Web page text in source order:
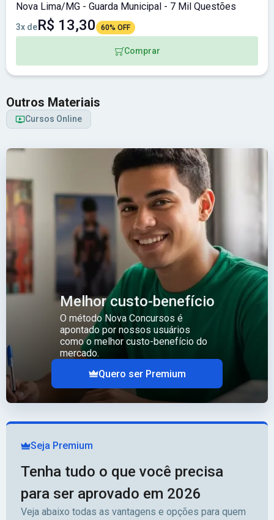
Nova Lima/MG - Guarda Municipal - 7 Mil Questões
3x deR$ 13,30 60% OFF
Comprar
Outros Materiais
Cursos Online
Melhor custo-benefício
O método Nova Concursos é
apontado por nossos usuários
como o melhor custo-benefício do
mercado.
Quero ser Premium
Seja Premium
Tenha tudo o que você precisa
para ser aprovado em 2026
Veja abaixo todas as vantagens e opções para quem